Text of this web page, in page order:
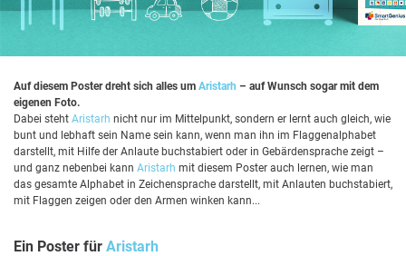
Auf diesem Poster dreht sich alles um Aristarh – auf Wunsch sogar mit dem
eigenen Foto.
Dabei steht Aristarh nicht nur im Mittelpunkt, sondern er lernt auch gleich, wie
bunt und lebhaft sein Name sein kann, wenn man ihn im Flaggenalphabet
darstellt, mit Hilfe der Anlaute buchstabiert oder in Gebärdensprache zeigt –
und ganz nebenbei kann Aristarh mit diesem Poster auch lernen, wie man
das gesamte Alphabet in Zeichensprache darstellt, mit Anlauten buchstabiert,
mit Flaggen zeigen oder den Armen winken kann...
Ein Poster für Aristarh